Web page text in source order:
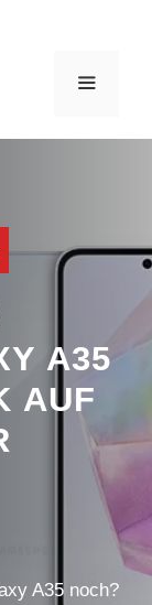
A35
AUF
A35 noch?